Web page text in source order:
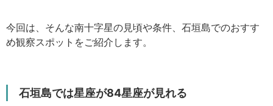
今回は、そんな南十字星の見頃や条件、石垣島でのおすす
め観察スポットをご紹介します。
石垣島では星座が84星座が見れる